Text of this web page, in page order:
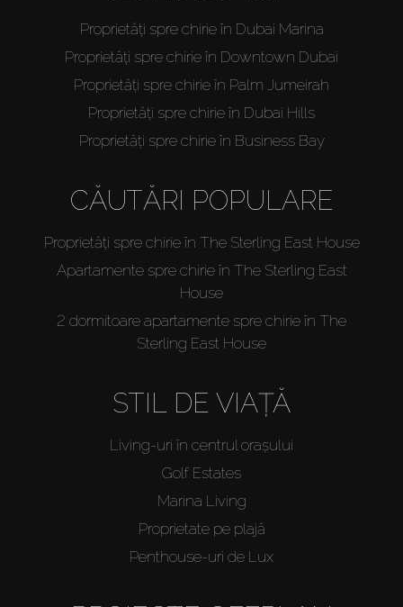
Proprietăți spre chirie în Dubai Marina
Proprietăți spre chirie în Downtown Dubai
Proprietăți spre chirie în Palm Jumeirah
Proprietăți spre chirie în Dubai Hills
Proprietăți spre chirie în Business Bay
CĂUTĂRI POPULARE
Proprietăți spre chirie în The Sterling East House
Apartamente spre chirie în The Sterling East
House
2 dormitoare apartamente spre chirie în The
Sterling East House
STIL DE VIAȚĂ
Living-uri în centrul orașului
Golf Estates
Marina Living
Proprietate pe plajă
Penthouse-uri de Lux